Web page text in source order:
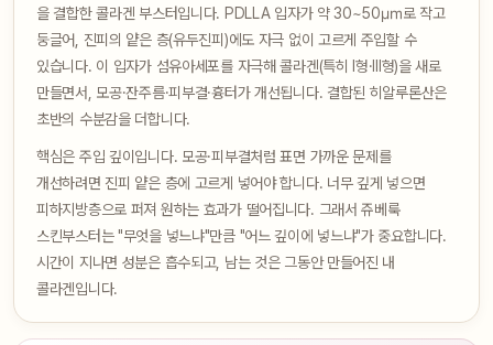
을 결합한 콜라겐 부스터입니다. PDLLA 입자가 약 30~50㎛로 작고
둥글어, 진피의 얕은 층(유두진피)에도 자극 없이 고르게 주입할 수
있습니다. 이 입자가 섬유아세포를 자극해 콜라겐(특히 I형·III형)을 새로
만들면서, 모공·잔주름·피부결·흉터가 개선됩니다. 결합된 히알루론산은
초반의 수분감을 더합니다.
핵심은 주입 깊이입니다. 모공·피부결처럼 표면 가까운 문제를
개선하려면 진피 얕은 층에 고르게 넣어야 합니다. 너무 깊게 넣으면
피하지방층으로 퍼져 원하는 효과가 떨어집니다. 그래서 쥬베룩
스킨부스터는 "무엇을 넣느냐"만큼 "어느 깊이에 넣느냐"가 중요합니다.
시간이 지나면 성분은 흡수되고, 남는 것은 그동안 만들어진 내
콜라겐입니다.